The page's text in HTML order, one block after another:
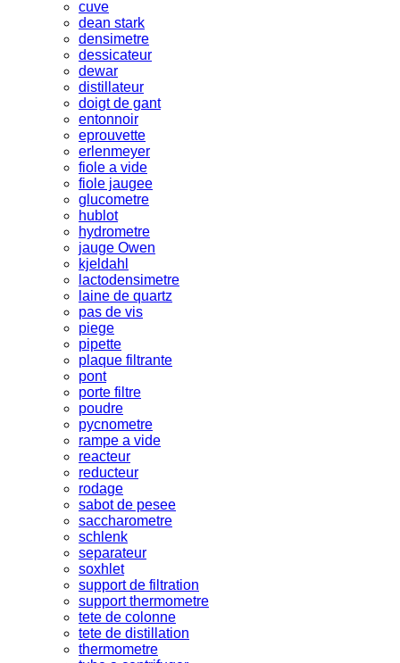
cuve
dean stark
densimetre
dessicateur
dewar
distillateur
doigt de gant
entonnoir
eprouvette
erlenmeyer
fiole a vide
fiole jaugee
glucometre
hublot
hydrometre
jauge Owen
kjeldahl
lactodensimetre
laine de quartz
pas de vis
piege
pipette
plaque filtrante
pont
porte filtre
poudre
pycnometre
rampe a vide
reacteur
reducteur
rodage
sabot de pesee
saccharometre
schlenk
separateur
soxhlet
support de filtration
support thermometre
tete de colonne
tete de distillation
thermometre